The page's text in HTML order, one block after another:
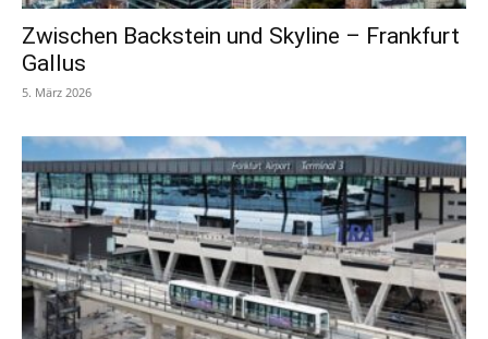
Zwischen Backstein und Skyline – Frankfurt
Gallus
5. März 2026